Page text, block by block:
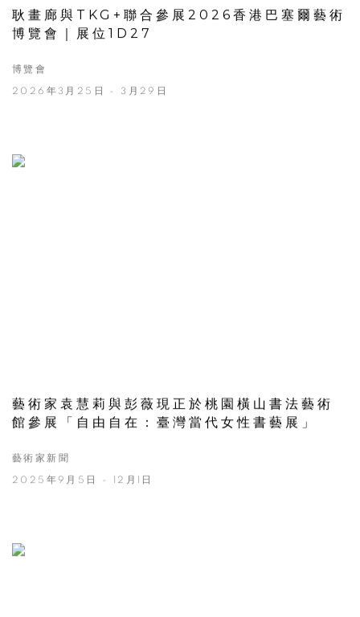
耿畫廊與TKG+聯合參展2026香港巴塞爾藝術
博覽會｜展位1D27
博覽會
2026年3月25日 - 3月29日
藝術家袁慧莉與彭薇現正於桃園橫山書法藝術
館參展「自由自在：臺灣當代女性書藝展」
藝術家新聞
2025年9月5日 - 12月1日